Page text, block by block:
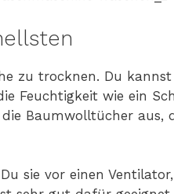
zu trocknen. Du kannst
Feuchtigkeit wie ein
Baumwolltücher aus,
sie vor einen